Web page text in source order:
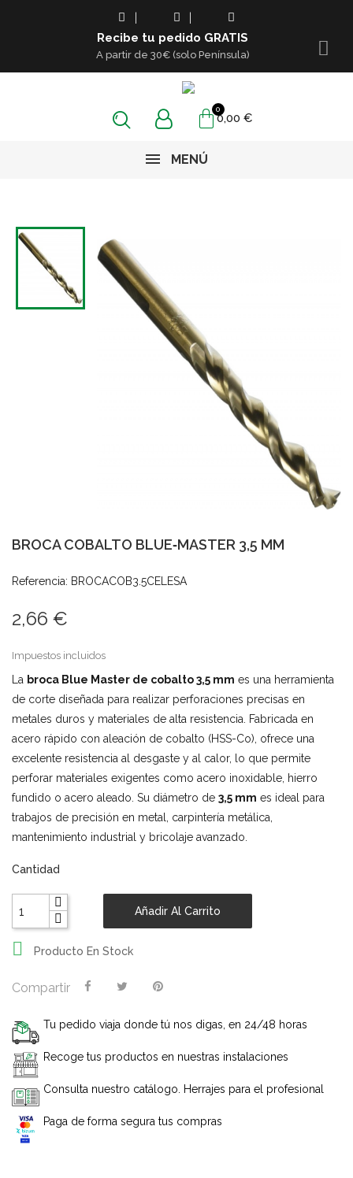
Recibe tu pedido GRATIS
A partir de 30€ (solo Península)
0,00 €
MENÚ
BROCA COBALTO BLUE‑MASTER 3,5 MM
Referencia: BROCACOB3.5CELESA
2,66 €
Impuestos incluidos
La broca Blue Master de cobalto 3,5 mm es una herramienta
de corte diseñada para realizar perforaciones precisas en
metales duros y materiales de alta resistencia. Fabricada en
acero rápido con aleación de cobalto (HSS-Co), ofrece una
excelente resistencia al desgaste y al calor, lo que permite
perforar materiales exigentes como acero inoxidable, hierro
fundido o acero aleado. Su diámetro de 3,5 mm es ideal para
trabajos de precisión en metal, carpintería metálica,
mantenimiento industrial y bricolaje avanzado.
Cantidad
Añadir Al Carrito
 Producto En Stock
Compartir
Tu pedido viaja donde tú nos digas, en 24/48 horas
Recoge tus productos en nuestras instalaciones
Consulta nuestro catálogo. Herrajes para el profesional
Paga de forma segura tus compras